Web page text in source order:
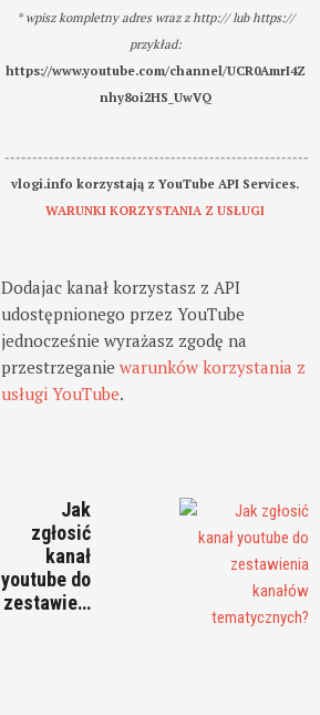
* wpisz kompletny adres wraz z http:// lub https://
przykład:
https://www.youtube.com/channel/UCR0AmrI4Z
nhy8oi2HS_UwVQ
-------------------------------------------------------
vlogi.info korzystają z YouTube API Services.
WARUNKI KORZYSTANIA Z USŁUGI
Dodajac kanał korzystasz z API
udostępnionego przez YouTube
jednocześnie wyrażasz zgodę na
przestrzeganiewarunków korzystania z
usługi YouTube.
Jak
zgłosić
kanał
youtube do
zestawie…